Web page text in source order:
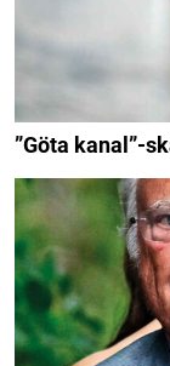
”Göta kanal”-